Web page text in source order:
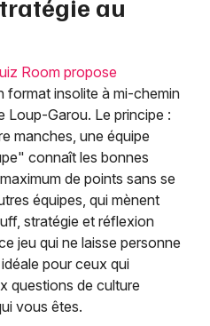
au
Room propose
format insolite à mi-chemin
Loup-Garou. Le principe :
manches, une équipe
connaît les bonnes
de points sans se
équipes, qui mènent
stratégie et réflexion
jeu qui ne laisse personne
pour ceux qui
questions de culture
vous êtes.